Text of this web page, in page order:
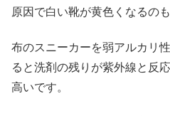
原因で白い靴が黄色くなるの
布のスニーカーを弱アルカリ
ると洗剤の残りが紫外線と反
高いです。